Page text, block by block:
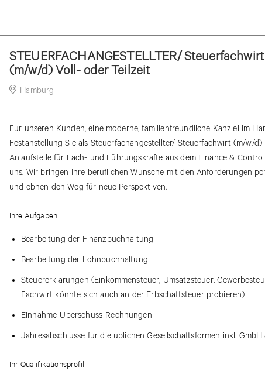
STEUERFACHANGESTELLTER/ Steuerfachwirt
(m/w/d) Voll- oder Teilzeit
Hamburg
Für unseren Kunden, eine moderne, familienfreundliche Kanzlei im
Festanstellung Sie als Steuerfachangestellter/ Steuerfachwirt (m/w/
Anlaufstelle für Fach- und Führungskräfte aus dem Finance &
uns. Wir bringen Ihre beruflichen Wünsche mit den Anforderungen
und ebnen den Weg für neue Perspektiven.
Ihre Aufgaben
Bearbeitung der Finanzbuchhaltung
Bearbeitung der Lohnbuchhaltung
Steuererklärungen (Einkommensteuer, Umsatzsteuer,
Fachwirt könnte sich auch an der Erbschaftsteuer probieren)
Einnahme-Überschuss-Rechnungen
Jahresabschlüsse für die üblichen Gesellschaftsformen inkl. GmbH
Ihr Qualifikationsprofil